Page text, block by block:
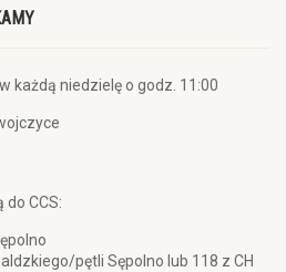
każdą niedzielę o godz. 11:00
CCS:
pętli Sępolno lub 118 z CH